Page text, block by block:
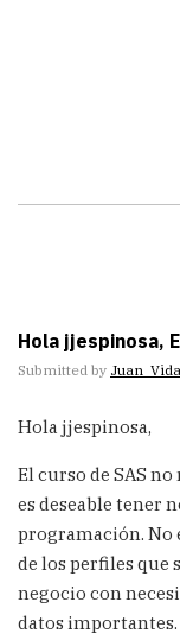
Hola jjespinosa,
Submitted by
Hola jjespinosa,
El curso de SAS
es deseable tener
programación. No
de los perfiles que
negocio con
datos importantes.